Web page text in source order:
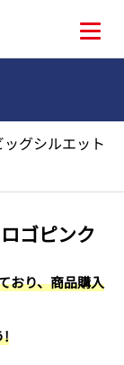
ッグシルエット
ゴピンク
おり、商品購入
!